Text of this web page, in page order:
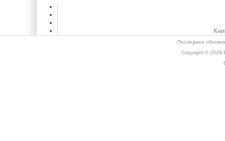
Последнее
Copyright © 2026